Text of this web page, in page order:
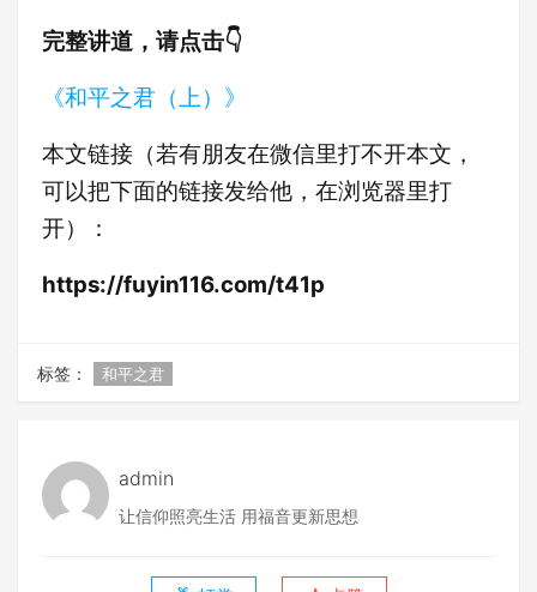
完整讲道，请点击👇
《和平之君（上）》
本文链接（若有朋友在微信里打不开本文，
可以把下面的链接发给他，在浏览器里打
开）：
https://fuyin116.com/t41p
标签： 和平之君
admin
让信仰照亮生活 用福音更新思想